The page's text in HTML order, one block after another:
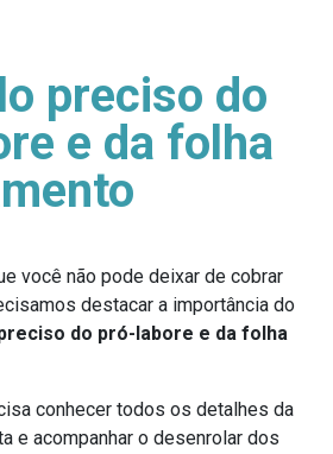
preciso do
e da folha
você não pode deixar de cobrar
destacar a importância do
do pró-labore e da folha
conhecer todos os detalhes da
e acompanhar o desenrolar dos